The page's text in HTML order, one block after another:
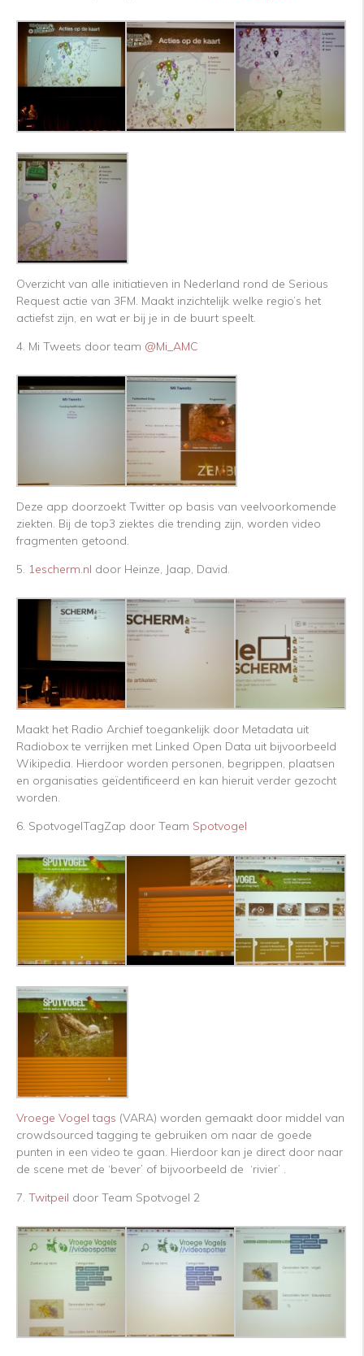
Overzicht van alle initiatieven in Nederland rond de Serious
Request actie van 3FM. Maakt inzichtelijk welke regio’s het
actiefst zijn, en wat er bij je in de buurt speelt.
4. Mi Tweets door team @Mi_AMC
Deze app doorzoekt Twitter op basis van veelvoorkomende
ziekten. Bij de top3 ziektes die trending zijn, worden video
fragmenten getoond.
5. 1escherm.nl door Heinze, Jaap, David.
Maakt het Radio Archief toegankelijk door Metadata uit
Radiobox te verrijken met Linked Open Data uit bijvoorbeeld
Wikipedia. Hierdoor worden personen, begrippen, plaatsen
en organisaties geïdentificeerd en kan hieruit verder gezocht
worden.
6. SpotvogelTagZap door Team Spotvogel
Vroege Vogel tags (VARA) worden gemaakt door middel van
crowdsourced tagging te gebruiken om naar de goede
punten in een video te gaan. Hierdoor kan je direct door naar
de scene met de ‘bever’ of bijvoorbeeld de ‘rivier’ .
7. Twitpeil door Team Spotvogel 2